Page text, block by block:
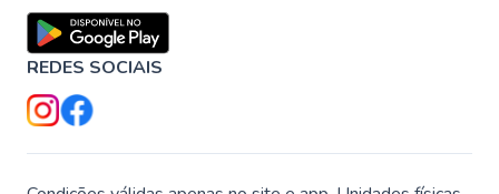
REDES SOCIAIS